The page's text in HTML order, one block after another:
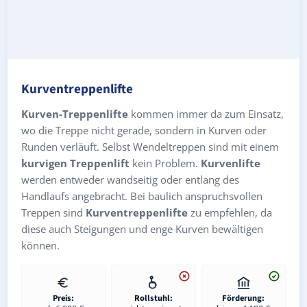
Kurventreppenlifte
Kurven-Treppenlifte kommen immer da zum Einsatz,
wo die Treppe nicht gerade, sondern in Kurven oder
Runden verläuft. Selbst Wendeltreppen sind mit einem
kurvigen Treppenlift kein Problem. Kurvenlifte
werden entweder wandseitig oder entlang des
Handlaufs angebracht. Bei baulich anspruchsvollen
Treppen sind Kurventreppenlifte zu empfehlen, da
diese auch Steigungen und enge Kurven bewältigen
können.
Preis: Rollstuhl: Förderung: